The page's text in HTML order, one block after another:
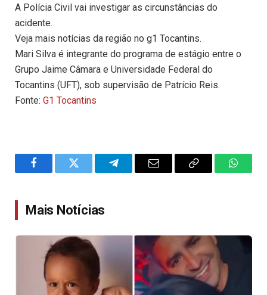
A Polícia Civil vai investigar as circunstâncias do
acidente.
Veja mais notícias da região no g1 Tocantins.
Mari Silva é integrante do programa de estágio entre o
Grupo Jaime Câmara e Universidade Federal do
Tocantins (UFT), sob supervisão de Patrício Reis.
Fonte: G1 Tocantins
FacebookTwitter TelegramEmail
Copy
Mais Notícias